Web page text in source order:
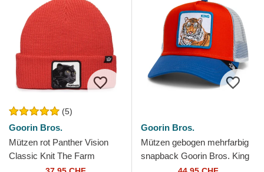
(5)
Goorin Bros.
Mützen rot Panther Vision
Classic Knit The Farm
Goorin Bros.
Goorin Bros.
Mützen gebogen mehrfarbig
snapback Goorin Bros. King
Team Tiger Original Recipe